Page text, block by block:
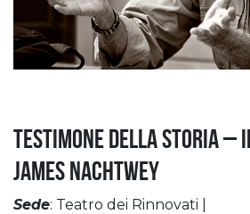
Testimone della storia –
James Nachtwey
Sede: Teatro dei Rinnovati |